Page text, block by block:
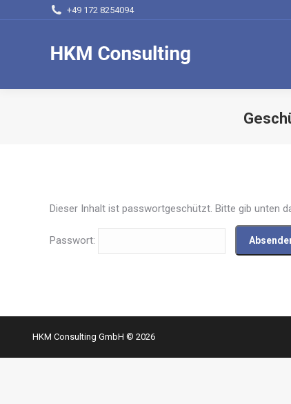
+49 172 8254094
Dieser Inhalt ist passwortgeschützt. Bitte gib unten
Passwort:
HKM Consulting GmbH © 2026